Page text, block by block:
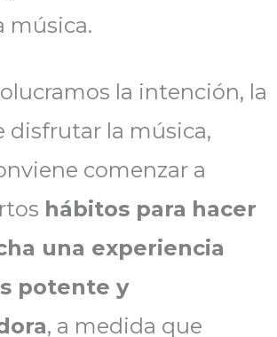
música.
la intención, la
disfrutar la música,
comenzar a
hábitos para hacer
una experiencia
potente y
, a medida que